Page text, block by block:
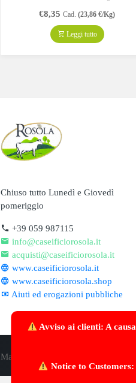
Avviso ai clienti: A
Notice to
€8,35 Cad. (23,86 €/Kg)
Leggi tutto
Chiuso tutto Lunedì e Giovedì
pomeriggio
+39 059 987115
info@caseificiorosola.it
acquisti@caseificiorosola.it
www.caseificiorosola.it
www.caseificiorosola.shop
Aiuti ed erogazioni pubbliche
Made with